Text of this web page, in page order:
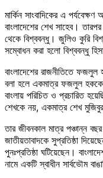
মার্কিন সাংবাদিকের এ
বাংলাদেশের শেখ সাহেব।
থেকে বিশ্ববন্ধু। জুলিও কুরি
সম্বোধন করা হলো বিশ্ববন্ধু
বাংলাদেশের রাজনীতিতে ফজলুল
বলা হলে একমাত্র ফজলুল হককে
বাংলায় পরিচিত ও প্রচারিত
শেখকে নয়, একমাত্র শেখ
তার জীবনকাল মাত্র পঞ্চান্ন
জাতীয়তাবাদকে সুপ্রতিষ্ঠা
পুনঃপ্রতিষ্ঠা ঘটিয়েছেন।
নামে একটি স্বাধীন সার্বভৌম